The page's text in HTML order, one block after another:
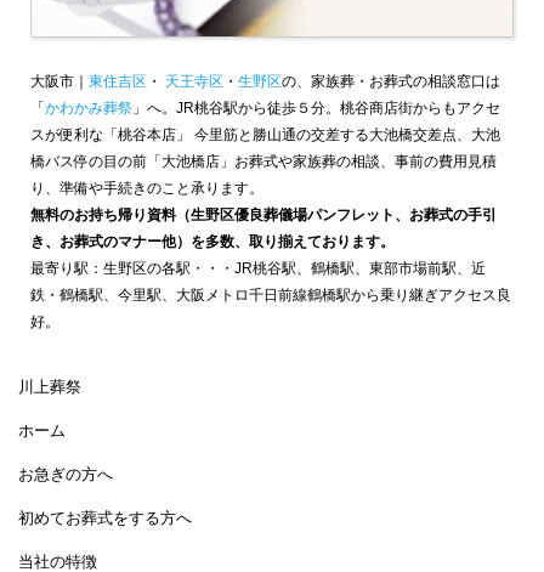
大阪市｜ 東住吉区 ・ 天王寺区 ・ 生野区の、家族葬・お葬式の相談窓口は
「かわかみ葬祭 」へ。JR桃谷駅から徒歩５分。桃谷商店街からもアクセ
スが便利な「桃谷本店」 今里筋と勝山通の交差する大池橋交差点、大池
橋バス停の目の前「大池橋店」お葬式や家族葬の相談、事前の費用見積
り、準備や手続きのこと承ります。
無料のお持ち帰り資料（生野区優良葬儀場パンフレット、お葬式の手引
き、お葬式のマナー他）を多数、取り揃えております。
最寄り駅：生野区の各駅・・・JR桃谷駅、鶴橋駅、東部市場前駅、近
鉄・鶴橋駅、今里駅、大阪メトロ千日前線鶴橋駅から乗り継ぎアクセス良
好。
川上葬祭
ホーム
お急ぎの方へ
初めてお葬式をする方へ
当社の特徴